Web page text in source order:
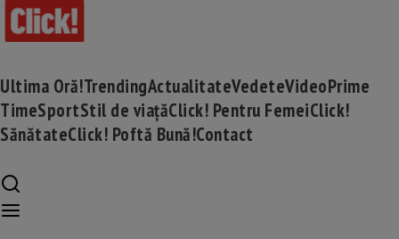
Ultima Oră!TrendingActualitateVedeteVideoPrime
TimeSportStil de viațăClick! Pentru FemeiClick!
SănătateClick! Poftă Bună!Contact